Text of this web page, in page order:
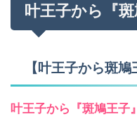
叶王子から『
【叶王子から斑
叶王子から『斑鳩王子